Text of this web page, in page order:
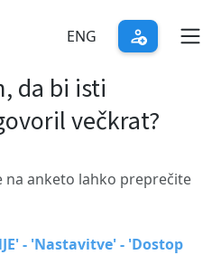
ENG
da bi isti
večkrat?
na anketo lahko preprečite
- 'Nastavitve' - 'Dostop